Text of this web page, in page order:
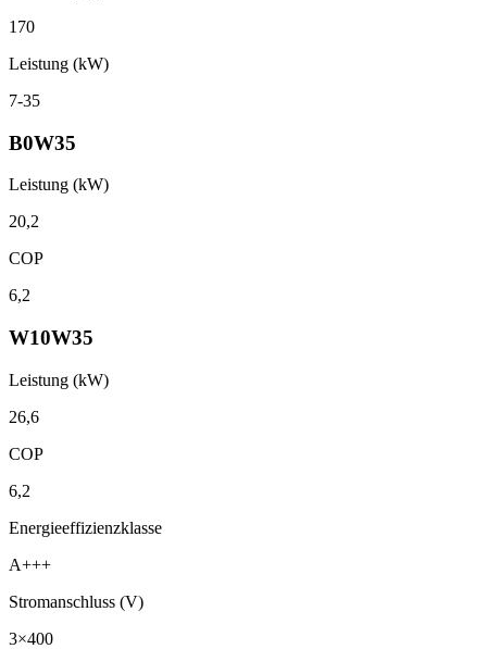
170
Leistung (kW)
7-35
B0W35
Leistung (kW)
20,2
COP
6,2
W10W35
Leistung (kW)
26,6
COP
6,2
Energieeffizienzklasse
A+++
Stromanschluss (V)
3×400